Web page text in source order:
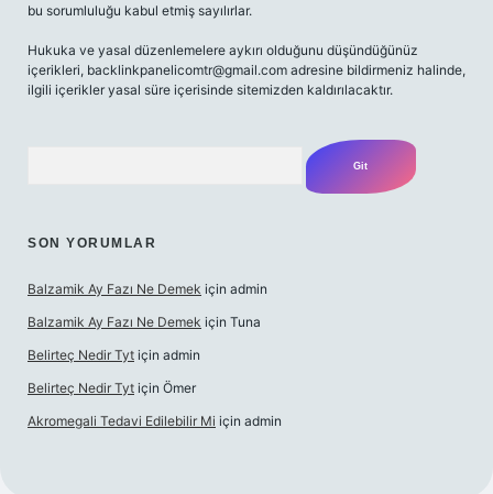
bu sorumluluğu kabul etmiş sayılırlar.
Hukuka ve yasal düzenlemelere aykırı olduğunu düşündüğünüz
içerikleri, backlinkpanelicomtr@gmail.com adresine bildirmeniz halinde,
ilgili içerikler yasal süre içerisinde sitemizden kaldırılacaktır.
SON YORUMLAR
Balzamik Ay Fazı Ne Demek için admin
Balzamik Ay Fazı Ne Demek için Tuna
Belirteç Nedir Tyt için admin
Belirteç Nedir Tyt için Ömer
Akromegali Tedavi Edilebilir Mi için admin